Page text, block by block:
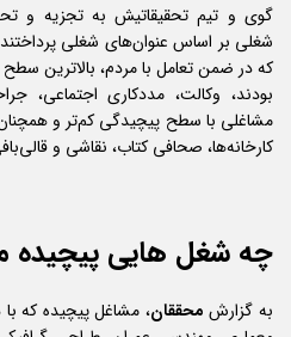
گوی و تیم تحقیقاتیش به تجزیه و
شغلی بر اساس عنوان‌های شغلی
که در ضمن تعامل با مردم، بالاترین
بودند، وکالت، مددکاری اجتماعی،
مشاغلی با سطح پیچیدگی کم‌تر و همچنان
کارخانه‌ها، صحافی کتاب، نقاشی و
چه شغل هایی
به گزارش محققان، مشاغل پیچیده که با